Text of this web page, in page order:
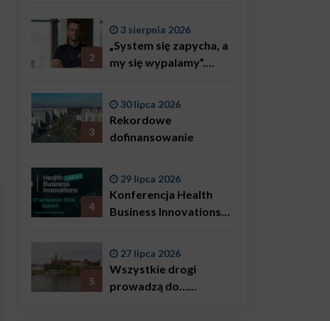
2
3 sierpnia 2026
„System się zapycha, a
my się wypalamy”.
Bączkowski, mówi
wprost: problemem są
3
30 lipca 2026
Rekordowe
dofinansowanie
4
29 lipca 2026
Konferencja Health
Business Innovations
5
27 lipca 2026
Wszystkie drogi
prowadzą do…